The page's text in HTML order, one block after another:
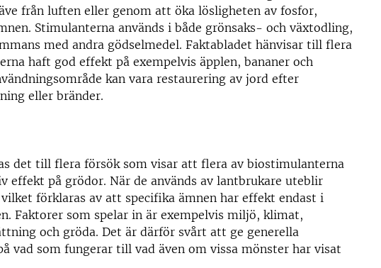
från luften eller genom att öka lösligheten av fosfor,
Stimulanterna används i både grönsaks- och växtodling,
med andra gödselmedel. Faktabladet hänvisar till flera
haft god effekt på exempelvis äpplen, bananer och
kan vara restaurering av jord efter
eller bränder.
det till flera försök som visar att flera av biostimulanterna
effekt på grödor. När de används av lantbrukare uteblir
förklaras av att specifika ämnen har effekt endast i
Faktorer som spelar in är exempelvis miljö, klimat,
och gröda. Det är därför svårt att ge generella
vad som fungerar till vad även om vissa mönster har visat